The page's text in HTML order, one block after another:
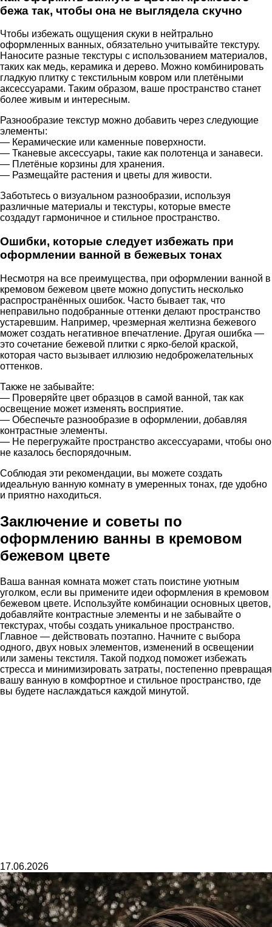
бежа так, чтобы она не выглядела скучно
Чтобы избежать ощущения скуки в нейтрально
оформленных ванных, обязательно учитывайте текстуру.
Наносите разные текстуры с использованием материалов,
таких как медь, керамика и дерево. Можно комбинировать
гладкую плитку с текстильным ковром или плетёными
аксессуарами. Таким образом, ваше пространство станет
более живым и интересным.
Разнообразие текстур можно добавить через следующие
элементы:
— Керамические или каменные поверхности.
— Тканевые аксессуары, такие как полотенца и занавеси.
— Плетёные корзины для хранения.
— Размещайте растения и цветы для живости.
Заботьтесь о визуальном разнообразии, используя
различные материалы и текстуры, которые вместе
создадут гармоничное и стильное пространство.
Ошибки, которые следует избежать при
оформлении ванной в бежевых тонах
Несмотря на все преимущества, при оформлении ванной в
кремовом бежевом цвете можно допустить несколько
распространённых ошибок. Часто бывает так, что
неправильно подобранные оттенки делают пространство
устаревшим. Например, чрезмерная желтизна бежевого
может создать негативное впечатление. Другая ошибка —
это сочетание бежевой плитки с ярко-белой краской,
которая часто вызывает иллюзию недоброжелательных
оттенков.
Также не забывайте:
— Проверяйте цвет образцов в самой ванной, так как
освещение может изменять восприятие.
— Обеспечьте разнообразие в оформлении, добавляя
контрастные элементы.
— Не перегружайте пространство аксессуарами, чтобы оно
не казалось беспорядочным.
Соблюдая эти рекомендации, вы можете создать
идеальную ванную комнату в умеренных тонах, где удобно
и приятно находиться.
Заключение и советы по
оформлению ванны в кремовом
бежевом цвете
Ваша ванная комната может стать поистине уютным
уголком, если вы примените идеи оформления в кремовом
бежевом цвете. Используйте комбинации основных цветов,
добавляйте контрастные элементы и не забывайте о
текстурах, чтобы создать уникальное пространство.
Главное — действовать поэтапно. Начните с выбора
одного, двух новых элементов, изменений в освещении
или замены текстиля. Такой подход поможет избежать
стресса и минимизировать затраты, постепенно превращая
вашу ванную в комфортное и стильное пространство, где
вы будете наслаждаться каждой минутой.
17.06.2026